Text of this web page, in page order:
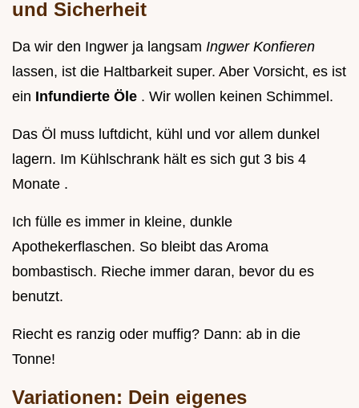
und Sicherheit
Da wir den Ingwer ja langsam Ingwer Konfieren
lassen, ist die Haltbarkeit super. Aber Vorsicht, es ist
ein Infundierte Öle . Wir wollen keinen Schimmel.
Das Öl muss luftdicht, kühl und vor allem dunkel
lagern. Im Kühlschrank hält es sich gut 3 bis 4
Monate .
Ich fülle es immer in kleine, dunkle
Apothekerflaschen. So bleibt das Aroma
bombastisch. Rieche immer daran, bevor du es
benutzt.
Riecht es ranzig oder muffig? Dann: ab in die
Tonne!
Variationen: Dein eigenes